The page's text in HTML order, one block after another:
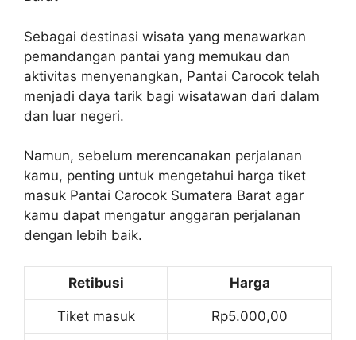
Sebagai destinasi wisata yang menawarkan
pemandangan pantai yang memukau dan
aktivitas menyenangkan, Pantai Carocok telah
menjadi daya tarik bagi wisatawan dari dalam
dan luar negeri.
Namun, sebelum merencanakan perjalanan
kamu, penting untuk mengetahui harga tiket
masuk Pantai Carocok Sumatera Barat agar
kamu dapat mengatur anggaran perjalanan
dengan lebih baik.
Retibusi Harga
Tiket masuk Rp5.000,00